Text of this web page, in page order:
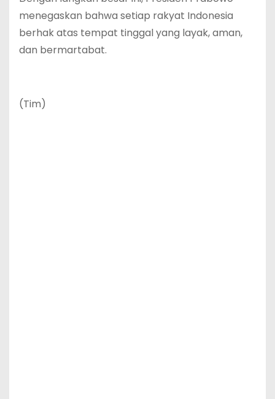
menegaskan bahwa setiap rakyat Indonesia
berhak atas tempat tinggal yang layak, aman,
dan bermartabat.
‎(Tim)